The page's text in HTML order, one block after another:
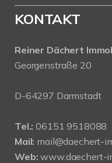
KONTAKT
Reiner Dächert
Georgenstraße 20
D-64297 Darmstadt
Tel.: 06151 9518088
Mail: mail@daechert-
Web: www.daechert-